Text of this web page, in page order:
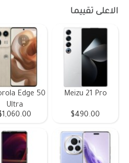
الاعلى تقييما
Meizu 21 Pro
$490.00
Edge 50
Ultra